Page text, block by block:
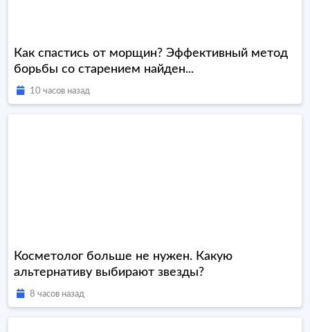
Как спастись от морщин? Эффективный метод
борьбы со старением найден...
10 часов назад
Косметолог больше не нужен. Какую
альтернативу выбирают звезды?
8 часов назад